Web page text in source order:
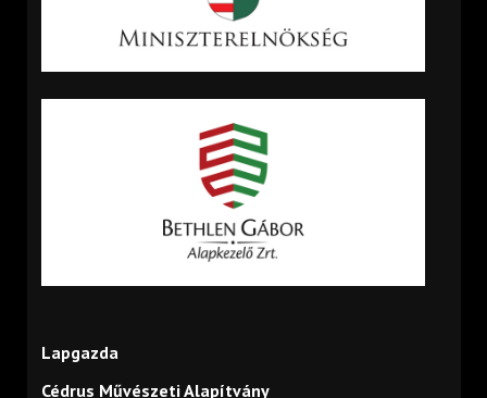
Lapgazda
Cédrus Művészeti Alapítvány